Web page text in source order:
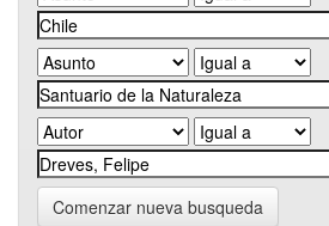
Comenzar nueva busqueda